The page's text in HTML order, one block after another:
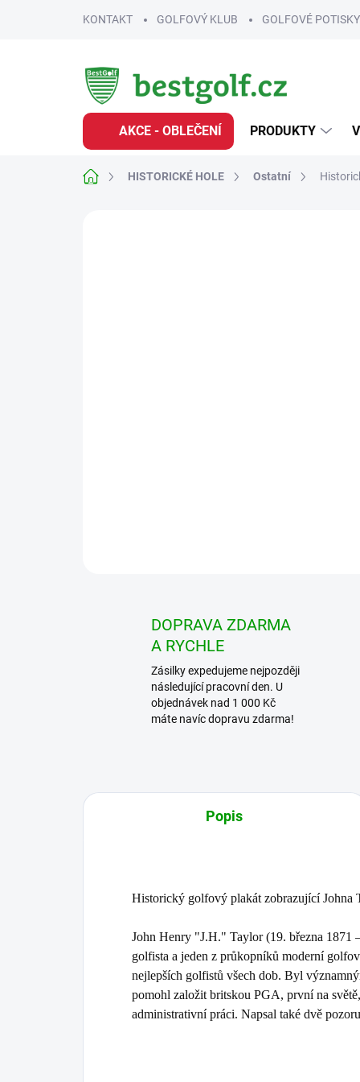
KONTAKT GOLFOVÝ KLUB GOLFOVÉ POTISKY
AKCE - OBLEČENÍ PRODUKTY
Domů HISTORICKÉ HOLE Ostatní
DOPRAVA ZDARMA
A RYCHLE
Zásilky expedujeme nejpozději
následující pracovní den. U
objednávek nad 1 000 Kč
máte navíc dopravu zdarma!
Popis
Historický golfový plakát zobrazující Johna
John Henry "J.H." Taylor (19. března 1871
golfista a jeden z průkopníků moderní
nejlepších golfistů všech dob. Byl
pomohl založit britskou PGA, první na
administrativní práci. Napsal také dvě